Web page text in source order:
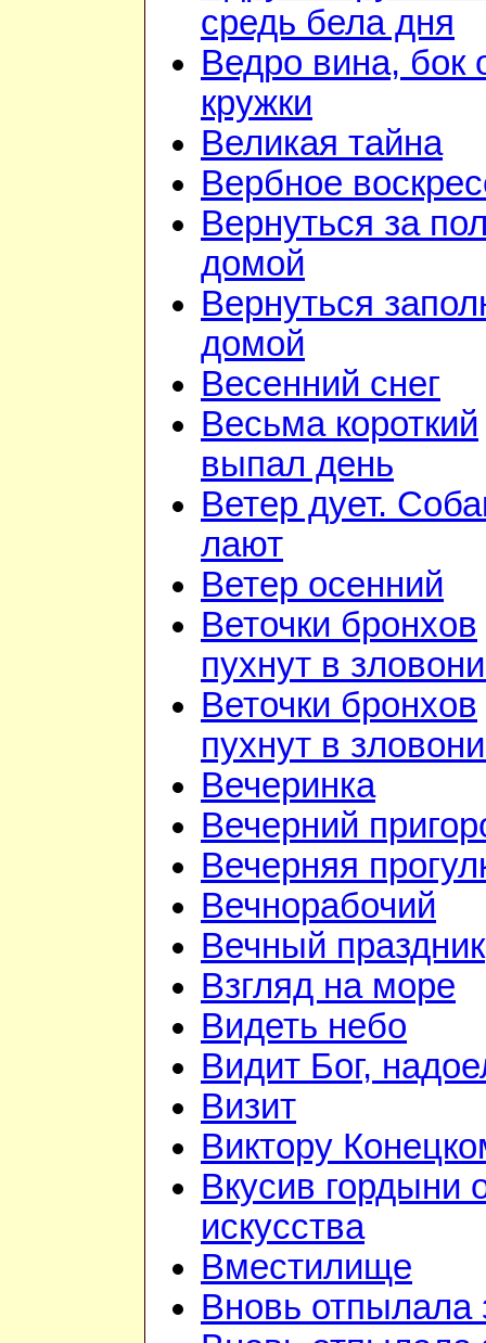
средь бела дня
Ведро вина, бок
кружки
Великая тайна
Вербное
Вернуться за
домой
Вернуться
домой
Весенний снег
Весьма короткий
выпал день
Ветер дует.
лают
Ветер осенний
Веточки бронхов
пухнут в
Веточки бронхов
пухнут в
Вечеринка
Вечерний
Вечерняя
Вечнорабочий
Вечный праздник
Взгляд на море
Видеть небо
Видит Бог,
Визит
Виктору
Вкусив гордыни
искусства
Вместилище
Вновь отпылала